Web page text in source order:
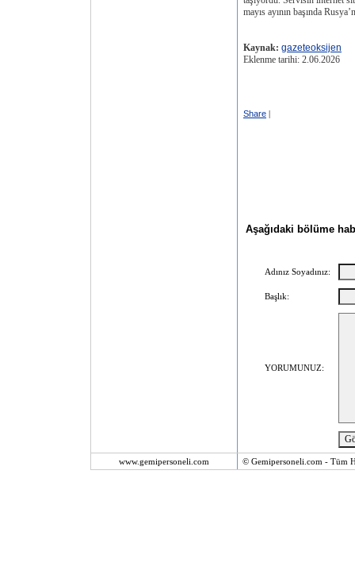
mayıs ayının başında
Kaynak: gazeteoksijen
Eklenme tarihi: 2.06.2026
Share |
Aşağıdaki bölüme
Adınız Soyadınız:
Başlık:
YORUMUNUZ:
www.gemipersoneli.com © Gemipersoneli.com - Tüm